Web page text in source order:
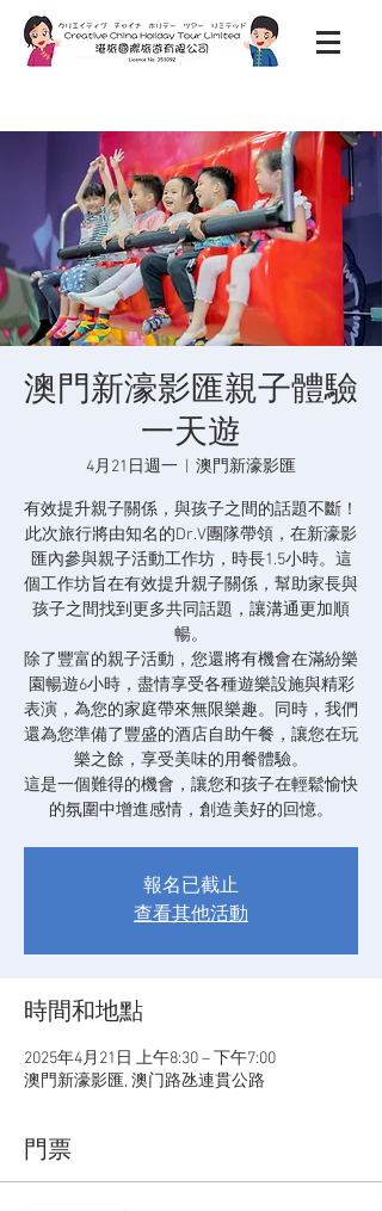
澳門新濠影匯親子體驗
一天遊
4月21日週一 澳門新濠影匯
有效提升親子關係，與孩子之間的話題不斷！
此次旅行將由知名的Dr.V團隊帶領，在新濠影
匯內參與親子活動工作坊，時長1.5小時。這
個工作坊旨在有效提升親子關係，幫助家長與
孩子之間找到更多共同話題，讓溝通更加順
暢。
除了豐富的親子活動，您還將有機會在滿紛樂
園暢遊6小時，盡情享受各種遊樂設施與精彩
表演，為您的家庭帶來無限樂趣。同時，我們
還為您準備了豐盛的酒店自助午餐，讓您在玩
樂之餘，享受美味的用餐體驗。
這是一個難得的機會，讓您和孩子在輕鬆愉快
的氛圍中增進感情，創造美好的回憶。
報名已截止
查看其他活動
時間和地點
2025年4月21日 上午8:30 – 下午7:00
澳門新濠影匯, 澳门路氹連貫公路
門票